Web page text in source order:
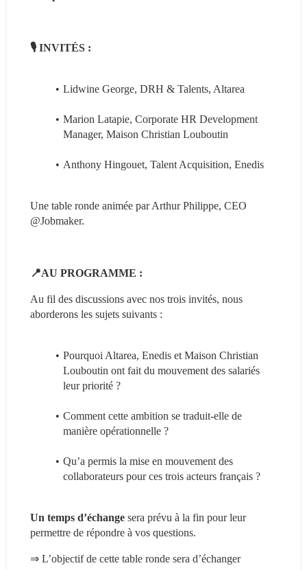
🎙 INVITÉS :
Lidwine George, DRH & Talents, Altarea
Marion Latapie, Corporate HR Development
Manager, Maison Christian Louboutin
Anthony Hingouet, Talent Acquisition, Enedis
Une table ronde animée par Arthur Philippe, CEO
@Jobmaker.
📍AU PROGRAMME :
Au fil des discussions avec nos trois invités, nous
aborderons les sujets suivants :
Pourquoi Altarea, Enedis et Maison Christian
Louboutin ont fait du mouvement des salariés
leur priorité ?
Comment cette ambition se traduit-elle de
manière opérationnelle ?
Qu’a permis la mise en mouvement des
collaborateurs pour ces trois acteurs français ?
Un temps d’échange sera prévu à la fin pour leur
permettre de répondre à vos questions.
⇒ L’objectif de cette table ronde sera d’échanger